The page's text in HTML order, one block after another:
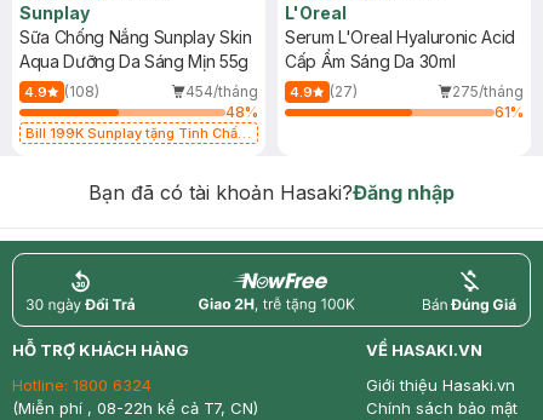
Sunplay
Sữa Chống Nắng Sunplay Skin
Aqua Dưỡng Da Sáng Mịn 55g
4.9 (108)
454/tháng
48%
Bill 199K Sunplay tặng Tinh Chất
L'Oreal
Serum L'Oreal Hyaluronic Acid
Cấp Ẩm Sáng Da 30ml
4.9 (27)
275/tháng
61%
Bạn đã có tài khoản Hasaki?Đăng nhập
return nowfree price
HỖ TRỢ KHÁCH HÀNG
Hotline: 1800 6324
(Miễn phí , 08-22h kể cả T7, CN)
VỀ HASAKI.VN
Giới thiệu Hasaki.vn
Chính sách bảo mật